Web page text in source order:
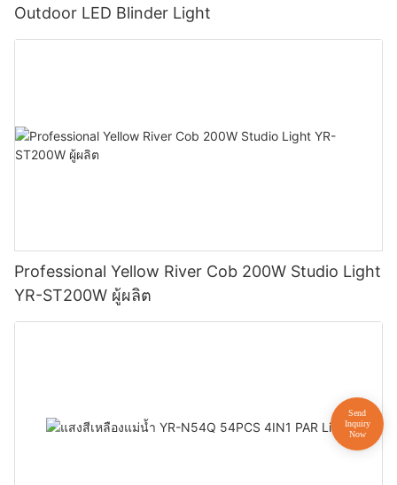
Outdoor LED Blinder Light
Professional Yellow River Cob 200W Studio Light
YR-ST200W ผู้ผลิต